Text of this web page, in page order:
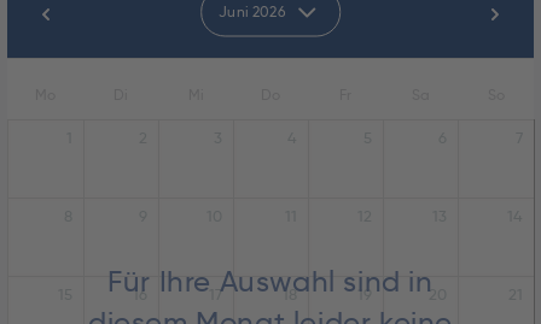
Juni 2026
Für Ihre Auswahl sind in
16 17 18 19 20